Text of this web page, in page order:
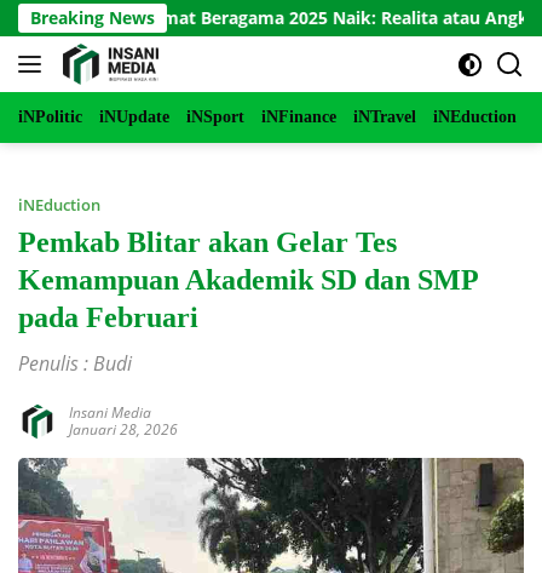
Langsung
ke
konten
Breaking News
Umat Beragama 2025 Naik: Realita atau Angka?
iNPolitic iNUpdate iNSport iNFinance iNTravel iNEduction
iNEduction
Pemkab Blitar akan Gelar Tes
Kemampuan Akademik SD dan SMP
pada Februari
Penulis : Budi
Insani Media
Januari 28, 2026